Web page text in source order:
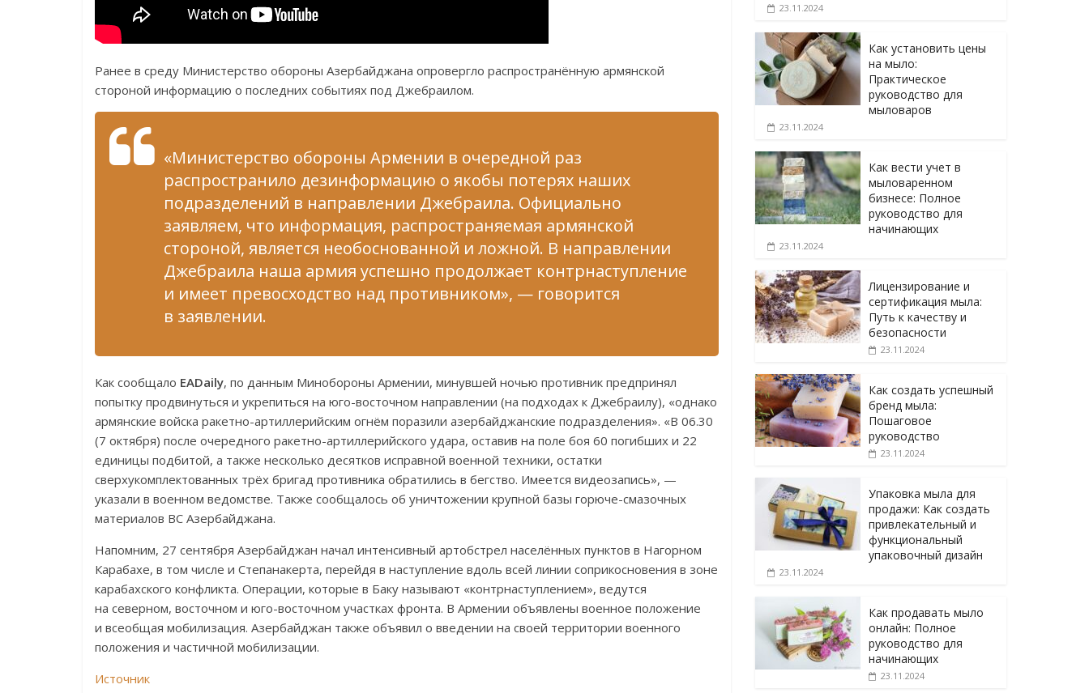
Ранее в среду Министерство обороны Азербайджана опровергло распространённую армянской
стороной информацию о последних событиях под Джебраилом.
«Министерство обороны Армении в очередной раз
распространило дезинформацию о якобы потерях наших
подразделений в направлении Джебраила. Официально
заявляем, что информация, распространяемая армянской
стороной, является необоснованной и ложной. В направлении
Джебраила наша армия успешно продолжает контрнаступление
и имеет превосходство над противником», — говорится
в заявлении.
Как сообщало EADaily, по данным Минобороны Армении, минувшей ночью противник предпринял
попытку продвинуться и укрепиться на юго-восточном направлении (на подходах к Джебраилу), «однако
армянские войска ракетно-артиллерийским огнём поразили азербайджанские подразделения». «В 06.30
(7 октября) после очередного ракетно-артиллерийского удара, оставив на поле боя 60 погибших и 22
единицы подбитой, а также несколько десятков исправной военной техники, остатки
сверхукомплектованных трёх бригад противника обратились в бегство. Имеется видеозапись», —
указали в военном ведомстве. Также сообщалось об уничтожении крупной базы горюче-смазочных
материалов ВС Азербайджана.
Напомним, 27 сентября Азербайджан начал интенсивный артобстрел населённых пунктов в Нагорном
Карабахе, в том числе и Степанакерта, перейдя в наступление вдоль всей линии соприкосновения в зоне
карабахского конфликта. Операции, которые в Баку называют «контрнаступлением», ведутся
на северном, восточном и юго-восточном участках фронта. В Армении объявлены военное положение
и всеобщая мобилизация. Азербайджан также объявил о введении на своей территории военного
положения и частичной мобилизации.
Источник
23.11.2024
Как установить цены
на мыло:
Практическое
руководство для
мыловаров
23.11.2024
Как вести учет в
мыловаренном
бизнесе: Полное
руководство для
начинающих
23.11.2024
Лицензирование и
сертификация мыла:
Путь к качеству и
безопасности
23.11.2024
Как создать успешный
бренд мыла:
Пошаговое
руководство
23.11.2024
Упаковка мыла для
продажи: Как создать
привлекательный и
функциональный
упаковочный дизайн
23.11.2024
Как продавать мыло
онлайн: Полное
руководство для
начинающих
23.11.2024